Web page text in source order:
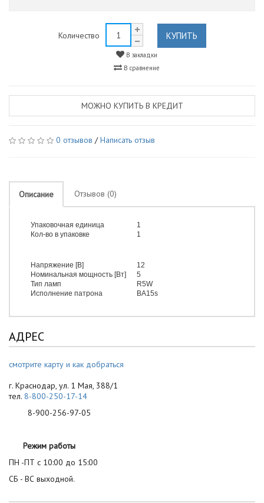
Количество КУПИТЬ
В закладки
В сравнение
МОЖНО КУПИТЬ В КРЕДИТ
0 отзывов /Написать отзыв
Описание Отзывов (0)
Упаковочная единица
1
Кол-во в упаковке
1
Напряжение [В]
12
Номинальная мощность [Вт]
5
Тип ламп
R5W
Исполнение патрона
BA15s
АДРЕС
смотрите карту и как добраться
г. Краснодар, ул. 1 Мая, 388/1
тел. 8-800-250-17-14
8-900-256-97-05
Режим работы
ПН -ПТ с 10:00 до 15:00
СБ - ВС выходной.